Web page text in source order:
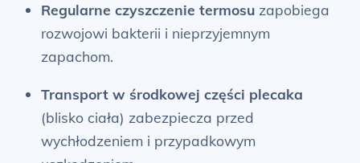
Regularne czyszczenie termosuzapobiega
rozwojowi bakterii i nieprzyjemnym
zapachom.
Transport w środkowej części plecaka
(blisko ciała) zabezpiecza przed
wychłodzeniem i przypadkowym